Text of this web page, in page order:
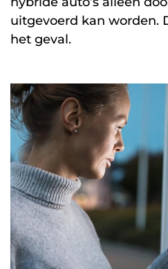
uitgevoerd kan worden.
het geval.